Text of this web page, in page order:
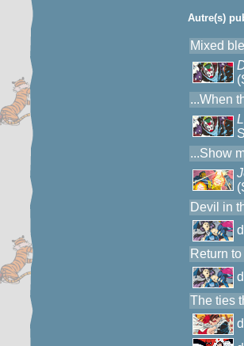
Autre(s)
Mixed
...When
...Show
Devil in
Return
The ties